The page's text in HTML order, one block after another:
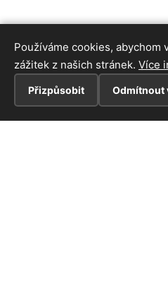
Používáme cookies, abychom
zážitek z našich stránek. Více
Přizpůsobit Odmítnout